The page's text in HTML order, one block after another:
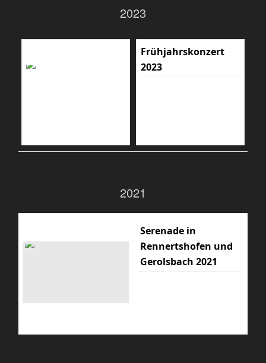
2023
Frühjahrskonzert
2023
2021
Serenade in
Rennertshofen und
Gerolsbach 2021